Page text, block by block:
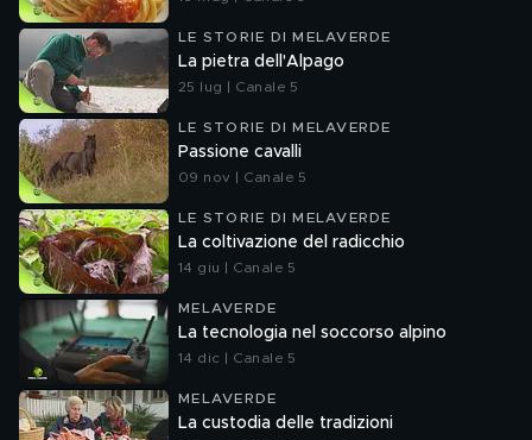
LE STORIE DI MELAVERDE
La pietra dell'Alpago
25 lug | Canale 5
LE STORIE DI MELAVERDE
Passione cavalli
09 nov | Canale 5
LE STORIE DI MELAVERDE
La coltivazione del radicchio
14 giu | Canale 5
MELAVERDE
La tecnologia nel soccorso alpino
14 dic | Canale 5
MELAVERDE
La custodia delle tradizioni